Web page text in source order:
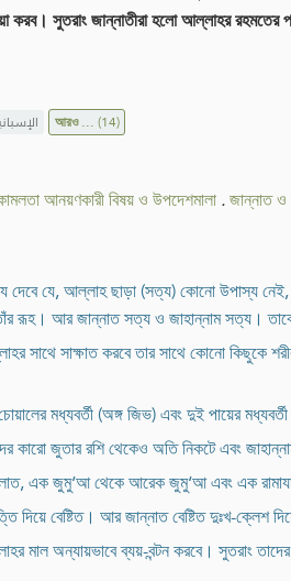
করব। সুতরাং জান্নাতীরা হলো আল্লাহর রহমতের
আরও ...(14)
আনয়ণকারী বিষয় ও উপদেশমালা.জান্নাত ও
দেবে যে, আল্লাহ ছাড়া (সত্য) কোনো উপাস্য নেই,
রূহ। আর জান্নাত সত্য ও জাহান্নাম সত্য।
সাথে সাক্ষাত করবে তার সাথে কোনো কিছুকে
মধ্যবর্তী (অঙ্গ জিভ) এবং দুই পায়ের
কারো জুতার রশি থেকেও অতি নিকটে এবং
এক জুমু‘আ থেকে আরেক জুমু‘আ এবং এক
দিয়ে বেষ্টিত। আর জান্নাত বেষ্টিত দুঃখ-ক্লেশ
মাল অন্যায়ভাবে ব্যয়-বন্টন করবে। সুতরাং